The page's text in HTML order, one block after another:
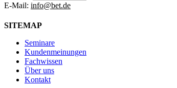
E-Mail: info@bet.de
SITEMAP
Seminare
Kundenmeinungen
Fachwissen
Über uns
Kontakt